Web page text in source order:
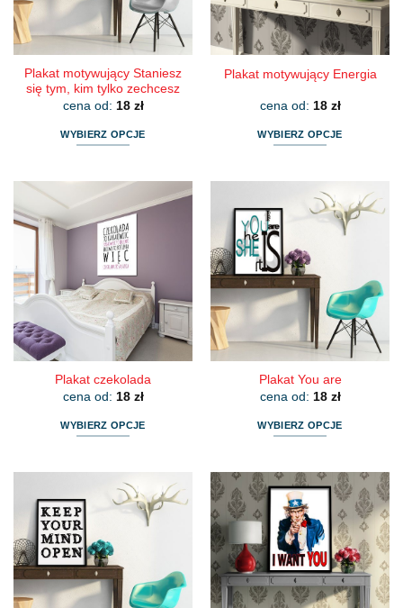
stronie
produktu
stronie
produktu
Plakat motywujący Staniesz
się tym, kim tylko zechcesz
cena od: 18 zł
WYBIERZ OPCJE
wiele
wariantów.
Opcje
można
wybrać
na
stronie
produktu
Plakat motywujący Energia
cena od: 18 zł
WYBIERZ OPCJE
wiele
wariantów.
Opcje
można
wybrać
na
stronie
produktu
Plakat czekolada
cena od: 18 zł
WYBIERZ OPCJE
wiele
wariantów.
Opcje
można
wybrać
na
Plakat You are
cena od: 18 zł
WYBIERZ OPCJE
ma
wiele
wariantów.
Opcje
można
wybrać
na